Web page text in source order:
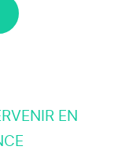
EN